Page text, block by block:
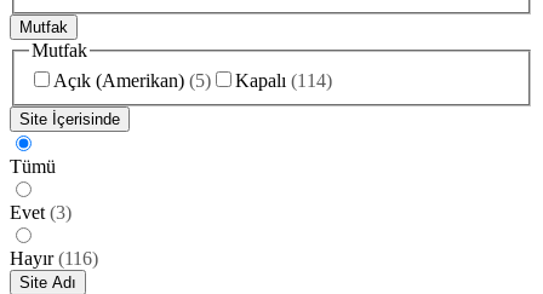
Mutfak
Mutfak
Açık (Amerikan) (5) Kapalı (114)
Site İçerisinde
Tümü
Evet (3)
Hayır (116)
Site Adı